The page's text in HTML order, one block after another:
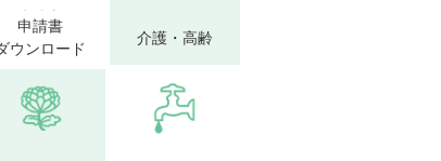
申請書
ウンロード
介護・高齢